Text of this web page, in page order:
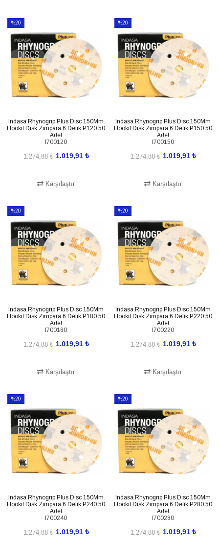
%20
İndirim
%20İndirim
Indasa Rhynogrıp Plus Dısc 150Mm
Hookıt Disk Zımpara 6 Delik P120 50
Adet
I700120
1.019,91 ₺
1.274,88 ₺
Karşılaştır
%20
İndirim
%20İndirim
Indasa Rhynogrıp Plus Dısc 150Mm
Hookıt Disk Zımpara 6 Delik P150 50
Adet
I700150
1.019,91 ₺
1.274,88 ₺
Karşılaştır
%20
İndirim
%20İndirim
Indasa Rhynogrıp Plus Dısc 150Mm
Hookıt Disk Zımpara 6 Delik P180 50
Adet
I700180
1.019,91 ₺
1.274,88 ₺
Karşılaştır
%20
İndirim
%20İndirim
Indasa Rhynogrıp Plus Dısc 150Mm
Hookıt Disk Zımpara 6 Delik P220 50
Adet
I700220
1.019,91 ₺
1.274,88 ₺
Karşılaştır
%20
İndirim
%20İndirim
Indasa Rhynogrıp Plus Dısc 150Mm
Hookıt Disk Zımpara 6 Delik P240 50
Adet
I700240
1.019,91 ₺
1.274,88 ₺
%20
İndirim
%20İndirim
Indasa Rhynogrıp Plus Dısc 150Mm
Hookıt Disk Zımpara 6 Delik P280 50
Adet
I700280
1.019,91 ₺
1.274,88 ₺